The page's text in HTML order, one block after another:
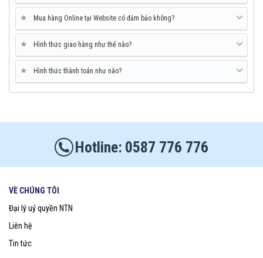
★ Mua hàng Online tại Website có đảm bảo không?
★ Hình thức giao hàng như thế nào?
★ Hình thức thành toán như nào?
0587 776 776
VỀ CHÚNG TÔI
Đại lý uỷ quyền NTN
Liên hệ
Tin tức